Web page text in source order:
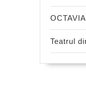
Teatrul